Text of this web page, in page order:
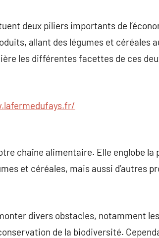
deux piliers importants de
allant des légumes et céréales
les différentes facettes de ces
chaîne alimentaire. Elle englobe
et céréales, mais aussi d’autres
divers obstacles, notamment
de la biodiversité.